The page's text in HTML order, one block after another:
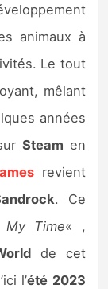
animaux à
Le tout
mêlant
années
Steam en
revient
. Ce
My Time« ,
de cet
l’été 2023